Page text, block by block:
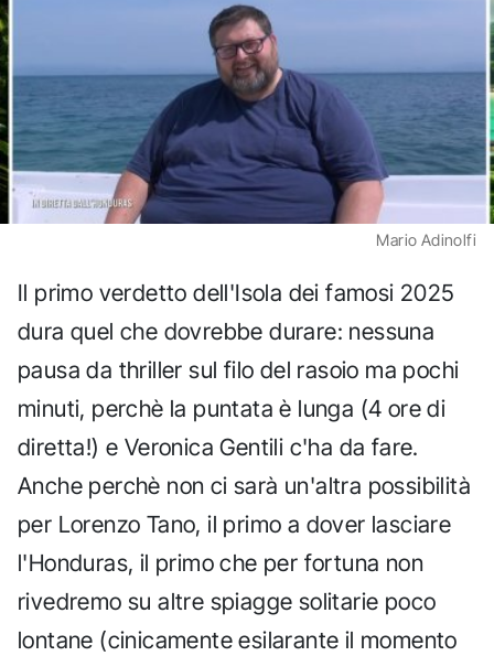
Mario Adinolfi
Il primo verdetto dell'Isola dei famosi 2025
dura quel che dovrebbe durare: nessuna
pausa da thriller sul filo del rasoio ma pochi
minuti, perchè la puntata è lunga (4 ore di
diretta!) e Veronica Gentili c'ha da fare.
Anche perchè non ci sarà un'altra possibilità
per Lorenzo Tano, il primo a dover lasciare
l'Honduras, il primo che per fortuna non
rivedremo su altre spiagge solitarie poco
lontane (cinicamente esilarante il momento